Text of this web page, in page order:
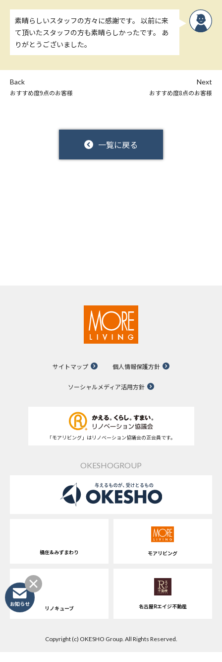
素晴らしいスタッフの方々に感謝です。 以前に来
て頂いたスタッフの方も素晴らしかったです。 あ
りがとうございました。
Back
おすすめ度9点のお客様
一覧に戻る
Next
おすすめ度8点のお客様
サイトマップ 個人情報保護方針
ソーシャルメディア活用方針
「モアリビング」はリノベーション協議会の正会員です。
OKESHOGROUP
桶庄&みずまわり モアリビング
リノキューブ 名古屋Rエイジ不動産
Copyright (c) OKESHO Group. All Rights Reserved.
お知らせ